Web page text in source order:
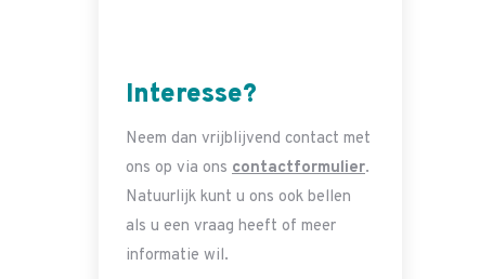
Interesse?
Neem dan vrijblijvend contact met
ons op via ons contactformulier.
Natuurlijk kunt u ons ook bellen
als u een vraag heeft of meer
informatie wil.